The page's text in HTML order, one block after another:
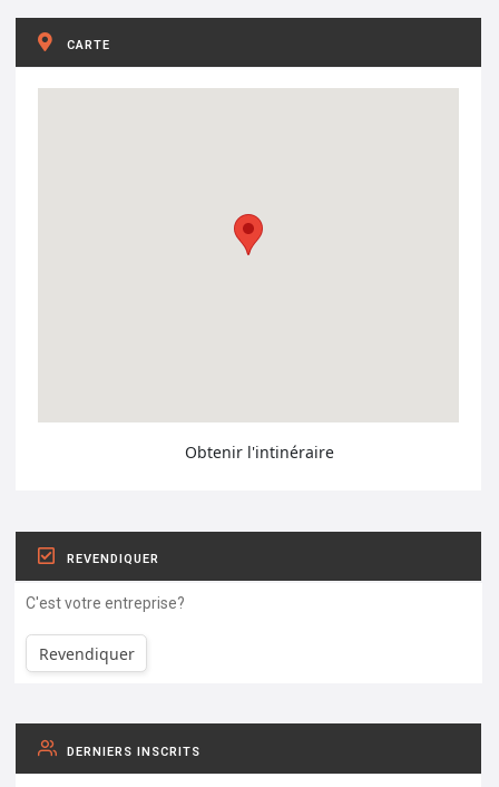
CARTE
Obtenir l'intinéraire
REVENDIQUER
C'est votre entreprise?
Revendiquer
DERNIERS INSCRITS